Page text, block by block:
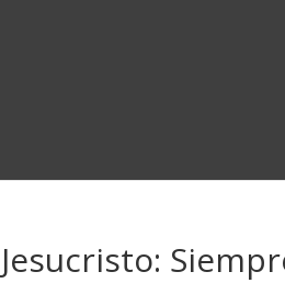
Jesucristo: